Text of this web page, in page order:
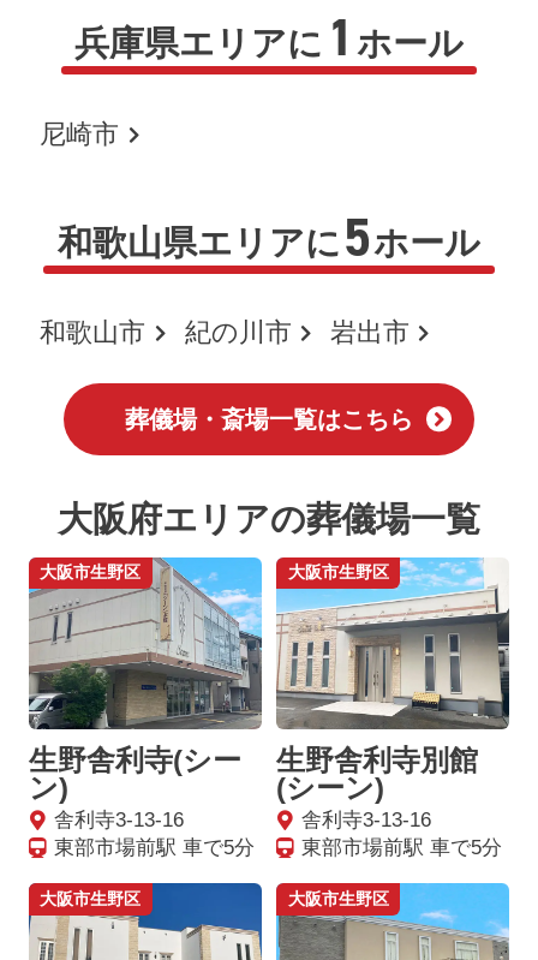
兵庫県エリアに 1 ホール
尼崎市
和歌山県エリアに5ホール
和歌山市 紀の川市 岩出市
葬儀場・斎場一覧はこちら
大阪府エリアの葬儀場一覧
大阪市生野区
生野舎利寺(シー
ン)
舎利寺3-13-16
東部市場前駅 車で5分
大阪市生野区
生野舎利寺別館
(シーン)
舎利寺3-13-16
東部市場前駅 車で5分
大阪市生野区 大阪市生野区